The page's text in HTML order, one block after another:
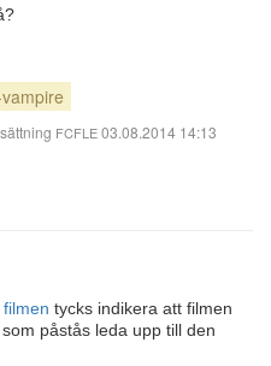
FCFLE03.08.2014 14:13
tycks indikera att filmen
påstås leda upp till den